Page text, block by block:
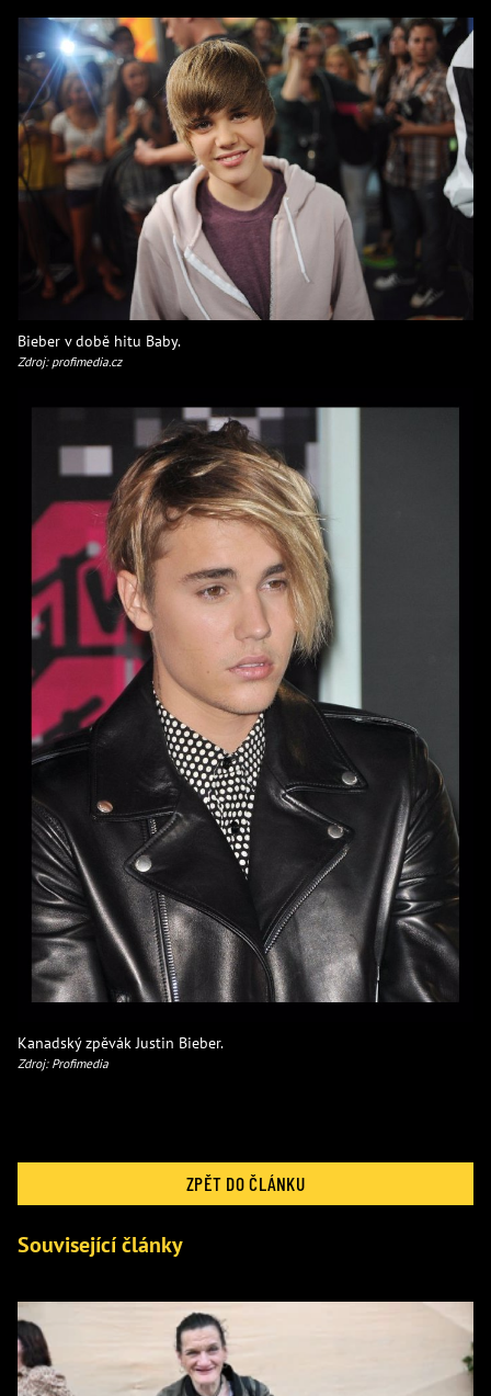
Bieber v době hitu Baby.
Zdroj: profimedia.cz
Kanadský zpěvák Justin Bieber.
Zdroj: Profimedia
ZPĚT DO ČLÁNKU
Související články